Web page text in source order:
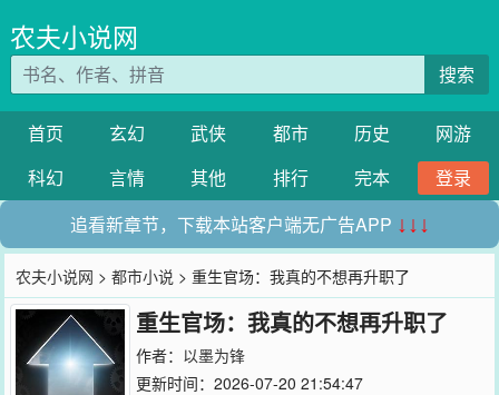
农夫小说网
搜索
首页 玄幻 武侠 都市 历史
网游
科幻
言情 其他 排行 完本
登录
追看新章节，下载本站客户端无广告APP ↓↓↓
农夫小说网 >都市小说 > 重生官场：我真的不想再升职了
重生官场：我真的不想再升职了
作者： 以墨为锋
更新时间：2026-07-20 21:54:47